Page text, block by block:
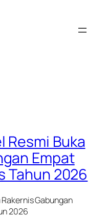
Resmi Buka
Empat
Tahun 2026
Gabungan
2026